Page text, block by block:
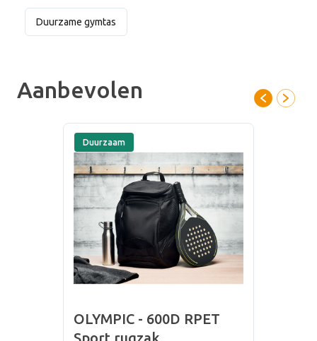
van (vooruit)beweging staat. Neem dus gauw een kijkje op de
webpagina en ontdek het ruime assortiment aan sporttassen. Ben
je benieuwd naar de drukmogelijkheden? Dat snappen we. Onze
Duurzame gymtas
Aanbevolen
Duurzaam
OLYMPIC - 600D RPET